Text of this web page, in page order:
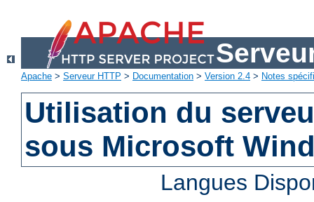
Apache > Serveur HTTP > Documentation > Version 2.4 > Notes
Utilisation du
sous Microsoft
Langues